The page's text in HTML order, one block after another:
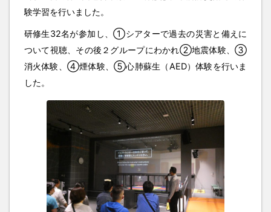
験学習を行いました。
研修生32名が参加し、①シアターで過去の災害と備えに
ついて視聴、その後２グループにわかれ②地震体験、③
消火体験、④煙体験、⑤心肺蘇生（AED）体験を行いま
した。